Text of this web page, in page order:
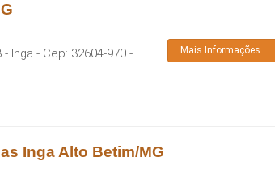
Inga - Cep: 32604-970 -
Mais Informações
Inga Alto Betim/MG